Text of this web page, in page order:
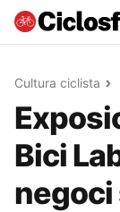
Cultura ciclista
Bici
negoci